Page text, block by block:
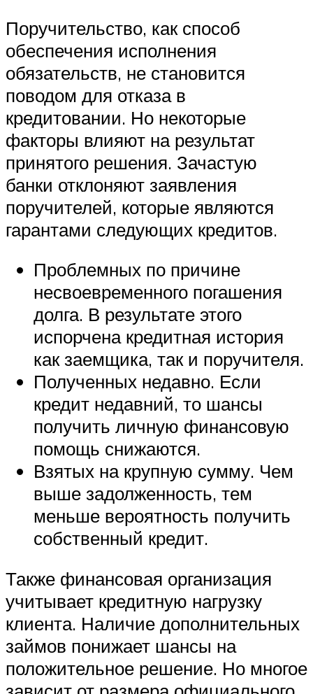
Поручительство, как способ
обеспечения исполнения
обязательств, не становится
поводом для отказа в
кредитовании. Но некоторые
факторы влияют на результат
принятого решения. Зачастую
банки отклоняют заявления
поручителей, которые являются
гарантами следующих кредитов.
Проблемных по причине
несвоевременного погашения
долга. В результате этого
испорчена кредитная история
как заемщика, так и поручителя.
Полученных недавно. Если
кредит недавний, то шансы
получить личную финансовую
помощь снижаются.
Взятых на крупную сумму. Чем
выше задолженность, тем
меньше вероятность получить
собственный кредит.
Также финансовая организация
учитывает кредитную нагрузку
клиента. Наличие дополнительных
займов понижает шансы на
положительное решение. Но многое